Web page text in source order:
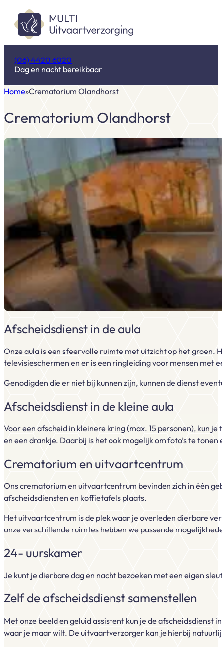
(06) 4420 6020
Dag en nacht bereikbaar
Home Crematorium Olandhorst
Crematorium Olandhorst
Afscheidsdienst in de aula
Onze aula is een sfeervolle ruimte met uitzicht op het groen.
televisieschermen en er is een ringleiding voor mensen met
Genodigden die er niet bij kunnen zijn, kunnen de dienst
Afscheidsdienst in de kleine aula
Voor een afscheid in kleinere kring (max. 15 personen), kun
en een drankje. Daarbij is het ook mogelijk om foto’s te tonen
Crematorium en uitvaartcentrum
Ons crematorium en uitvaartcentrum bevinden zich in één
afscheidsdiensten en koffietafels plaats.
Het uitvaartcentrum is de plek waar je overleden dierbare
onze verschillende ruimtes hebben we passende
24- uurskamer
Je kunt je dierbare dag en nacht bezoeken met een eigen
Zelf de afscheidsdienst samenstellen
Met onze beeld en geluid assistent kun je de afscheidsdienst
waar je maar wilt. De uitvaartverzorger kan je hierbij